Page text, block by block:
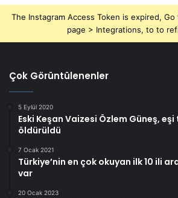
The Instagram Access Token is expired,
page > Integrations, to to
Çok Görüntülenenler
5 Eylül 2020
Eski Keşan Vaizesi Özlem Güneş,
öldürüldü
7 Ocak 2021
Türkiye’nin en çok okuyan ilk 10 ili
var
20 Ocak 2023